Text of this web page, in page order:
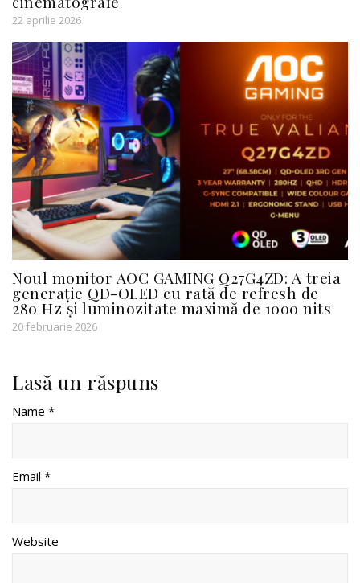
22 aprilie 2026
Noul monitor AOC GAMING Q27G4ZD: A treia
generație QD-OLED cu rată de refresh de
280 Hz și luminozitate maximă de 1000 nits
20 februarie 2026
Lasă un răspuns
Name *
Email *
Website